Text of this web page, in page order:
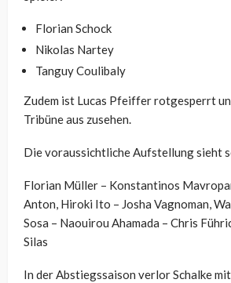
Florian Schock
Nikolas Nartey
Tanguy Coulibaly
Zudem ist Lucas Pfeiffer rotgesperrt
Tribüne aus zusehen.
Die voraussichtliche Aufstellung sieht
Florian Müller – Konstantinos
Anton, Hiroki Ito – Josha Vagnoman,
Sosa – Naouirou Ahamada – Chris
Silas
In der Abstiegssaison verlor Schalke